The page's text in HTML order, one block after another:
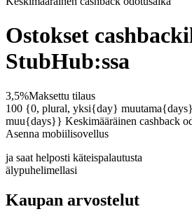
Ostokset
StubHub:ssa
3,5%Maksettu tilaus
100 {0, plural, yksi{day}
muu{days}} Keskimääräinen cashback
Asenna mobiilisovellus
ja saat helposti käteispalautusta
älypuhelimellasi
Kaupan arvostelut